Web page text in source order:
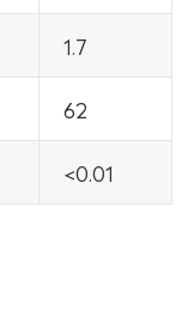
1.7
62
<0.01